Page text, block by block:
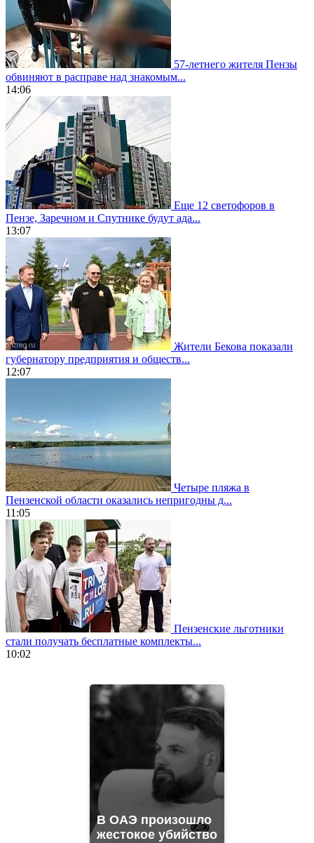
57-летнего жителя Пензы
обвиняют в расправе над знакомым...
14:06
Еще 12 светофоров в
Пензе, Заречном и Спутнике будут ада...
13:07
Жители Бекова показали
губернатору предприятия и обществ...
12:07
Четыре пляжа в
Пензенской области оказались непригодны д...
11:05
Пензенские льготники
стали получать бесплатные комплекты...
10:02
https://gradewatches.to/
В ОАЭ произошло
жестокое убийство